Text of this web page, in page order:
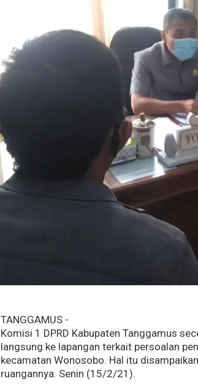
TANGGAMUS -
Komisi 1 DPRD Kabupaten Tanggamus
langsung ke lapangan terkait persoalan
kecamatan Wonosobo. Hal itu
ruangannya. Senin (15/2/21).